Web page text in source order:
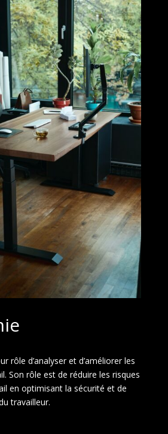
rôle d’analyser et d’améliorer les
Son rôle est de réduire les risques
en optimisant la sécurité et de
travailleur.